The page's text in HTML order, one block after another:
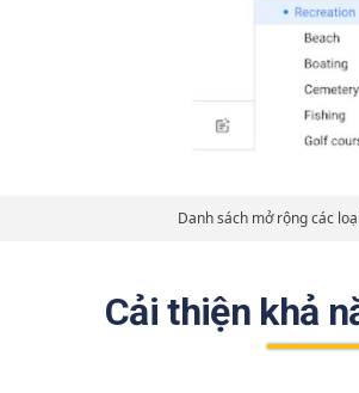
Danh sách mở rộng các
Cải thiện khả